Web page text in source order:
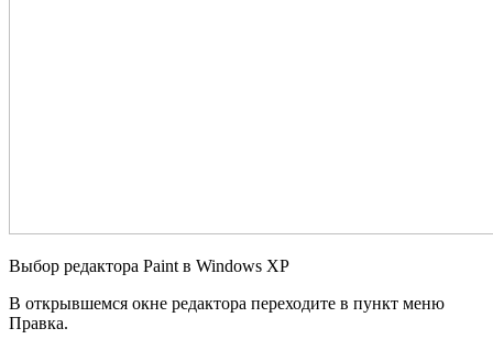
Выбор редактора Paint в Windows XP
В открывшемся окне редактора переходите в пункт меню
Правка.